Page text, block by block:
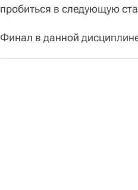
пробиться в следующую
Финал в данной